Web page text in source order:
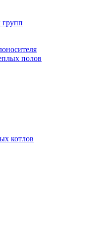
групп
полов
котлов